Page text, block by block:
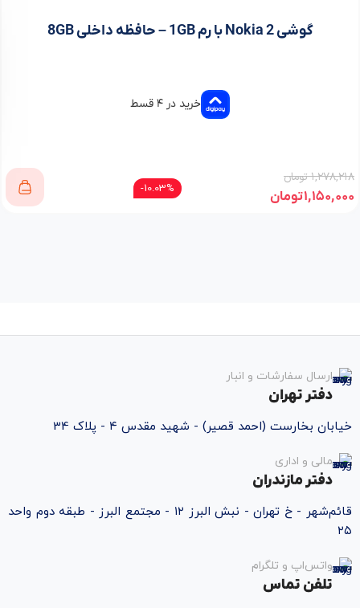
گوشی Nokia 2 با رم 1GB – حافظه داخلی 8GB
خرید در ۴ قسط
۱,۲۷۸,۲۱۸تومان
۱,۱۵۰,۰۰۰تومان 10.03%-
ارسال سفارشات و انبار
دفتر تهران
خیابان بخارست (احمد قصیر) - شهید مقدس ۴ - پلاک 34
مالی و اداری
دفتر مازندران
قائم‌شهر - خ تهران - نبش البرز ۱۲ - مجتمع البرز - طبقه دوم واحد
۲۵
واتس‌اپ و تلگرام
تلفن تماس